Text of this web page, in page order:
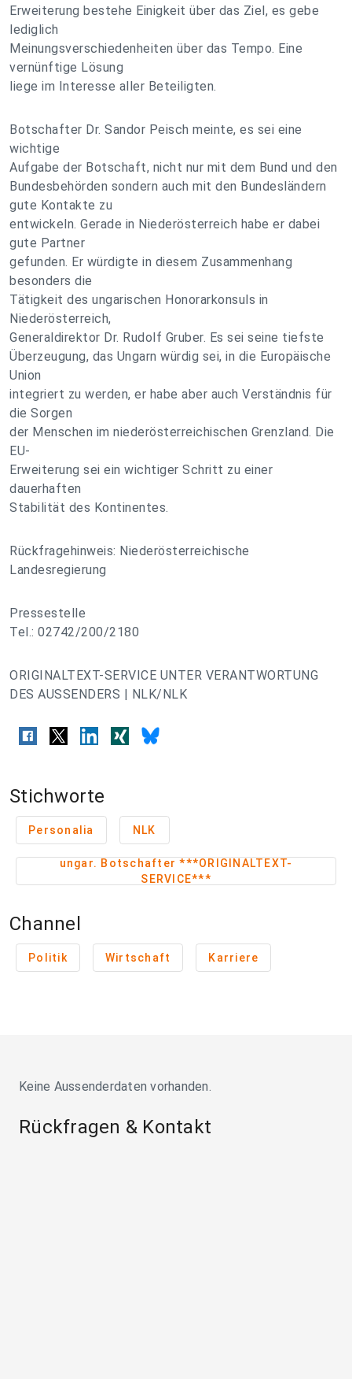
Erweiterung bestehe Einigkeit über das Ziel, es gebe
lediglich
Meinungsverschiedenheiten über das Tempo. Eine
vernünftige Lösung
liege im Interesse aller Beteiligten.
Botschafter Dr. Sandor Peisch meinte, es sei eine
wichtige
Aufgabe der Botschaft, nicht nur mit dem Bund und den
Bundesbehörden sondern auch mit den Bundesländern
gute Kontakte zu
entwickeln. Gerade in Niederösterreich habe er dabei
gute Partner
gefunden. Er würdigte in diesem Zusammenhang
besonders die
Tätigkeit des ungarischen Honorarkonsuls in
Niederösterreich,
Generaldirektor Dr. Rudolf Gruber. Es sei seine tiefste
Überzeugung, das Ungarn würdig sei, in die Europäische
Union
integriert zu werden, er habe aber auch Verständnis für
die Sorgen
der Menschen im niederösterreichischen Grenzland. Die
EU-
Erweiterung sei ein wichtiger Schritt zu einer
dauerhaften
Stabilität des Kontinentes.
Rückfragehinweis: Niederösterreichische
Landesregierung
Pressestelle
Tel.: 02742/200/2180
ORIGINALTEXT-SERVICE UNTER VERANTWORTUNG
DES AUSSENDERS | NLK/NLK
Stichworte
Personalia NLK
ungar. Botschafter ***ORIGINALTEXT-
SERVICE***
Channel
Politik Wirtschaft Karriere
Keine Aussenderdaten vorhanden.
Rückfragen & Kontakt